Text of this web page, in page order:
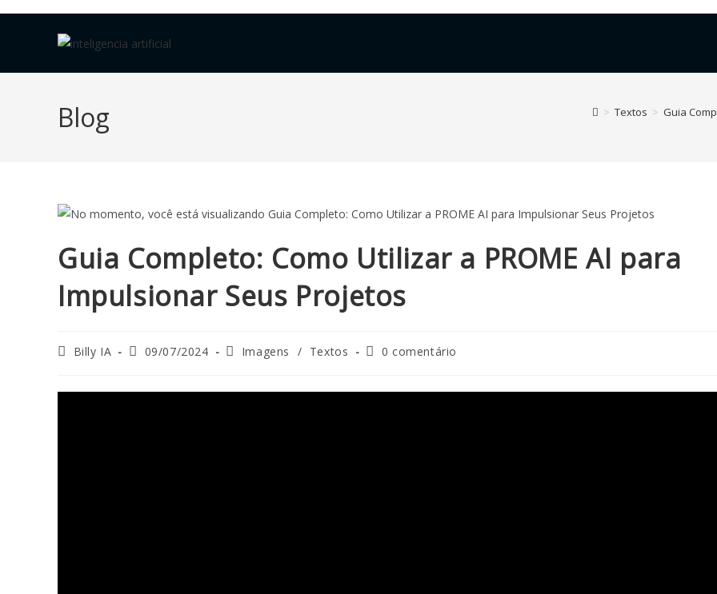
Blog > Textos > Guia
Guia Completo: Como Utilizar a PROME AI para
Impulsionar Seus Projetos
Billy IA 09/07/2024 Imagens / Textos 0 comentário